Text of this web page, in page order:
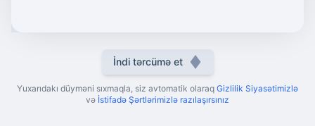
İndi tərcümə et
Yuxarıdakı düyməni sıxmaqla, siz avtomatik olaraq Gizlilik Siyasətimizlə
və İstifadə Şərtlərimizlə razılaşırsınız